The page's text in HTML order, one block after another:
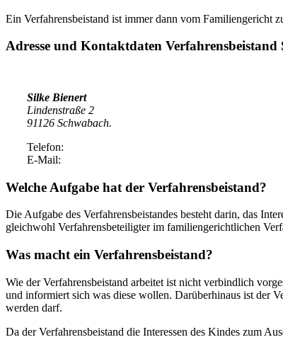
Ein Verfahrensbeistand ist immer dann vom Familiengericht
Adresse und Kontaktdaten Verfahrensbeistand
Silke Bienert
Lindenstraße 2
91126 Schwabach.
Telefon:
E-Mail:
Welche Aufgabe hat der Verfahrensbeistand?
Die Aufgabe des Verfahrensbeistandes besteht darin, das
gleichwohl Verfahrensbeteiligter im familiengerichtlichen
Was macht ein Verfahrensbeistand?
Wie der Verfahrensbeistand arbeitet ist nicht verbindlich
und informiert sich was diese wollen. Darüberhinaus ist der
werden darf.
Da der Verfahrensbeistand die Interessen des Kindes zum